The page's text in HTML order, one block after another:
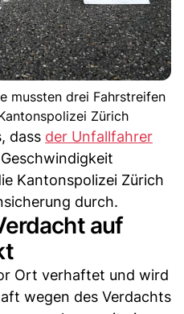
mussten drei Fahrstreifen
Zürich
dass der Unfallfahrer
Kantonspolizei Zürich
durch.
auf
Ort verhaftet und wird
wegen des Verdachts